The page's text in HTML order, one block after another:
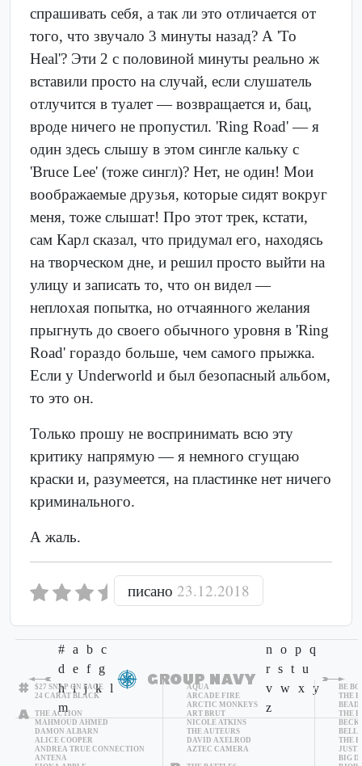
спрашивать себя, а так ли это отличается от
того, что звучало 3 минуты назад? А 'To
Heal'? Эти 2 с половиной минуты реально ж
вставили просто на случай, если слушатель
отлучится в туалет — возвращается и, бац,
вроде ничего не пропустил. 'Ring Road' — я
один здесь слышу в этом сингле кальку с
'Bruce Lee' (тоже сингл)? Нет, не один! Мои
воображаемые друзья, которые сидят вокруг
меня, тоже слышат! Про этот трек, кстати,
сам Карл сказал, что придумал его, находясь
на творческом дне, и решил просто выйти на
улицу и записать то, что он видел —
неплохая попытка, но отчаянного желания
прыгнуть до своего обычного уровня в 'Ring
Road' гораздо больше, чем самого прыжка.
Если у Underworld и был безопасный альбом,
то это он.
Только прошу не воспринимать всю эту
критику напрямую — я немного сгущаю
краски и, разумеется, на пластинке нет ничего
криминального.
А жаль.
писано 23.12.2018
# a b c
d
e f
g
h i j k l
m
n o p q
r s t u
v w x y
z
$27 SNAP ON FACE
24 CARAT BLACK
THE ACTION
MAHMOUD AHMED
DAMON ALBARN
ALICE COOPER
ANDREA TRUE CONNECTION
ANTENA
AQUA
ARCADE FIRE
ARCTIC MONKEYS
ART BRUT
NICOLE ATKINS
THE AUTEURS
DAVID AXELROD
AZTEC CAMERA
BE
THE
THE
BECK
THE
BIG